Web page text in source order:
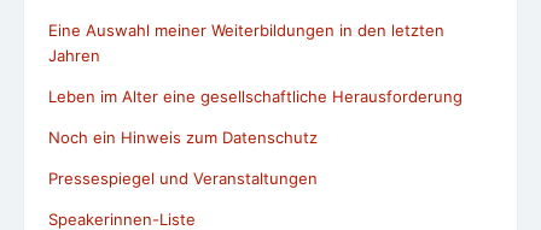
Eine Auswahl meiner Weiterbildungen in den letzten
Jahren
Leben im Alter eine gesellschaftliche Herausforderung
Noch ein Hinweis zum Datenschutz
Pressespiegel und Veranstaltungen
Speakerinnen-Liste